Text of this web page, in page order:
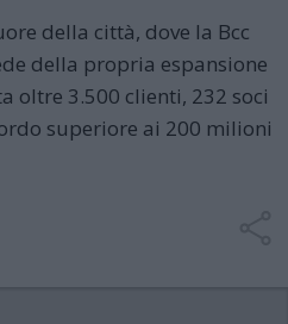
della città, dove la Bcc
della propria espansione
oltre 3.500 clienti, 232 soci
superiore ai 200 milioni